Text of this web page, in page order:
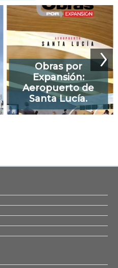
Obras por
Expansión:
Aeropuerto de
Santa Lucía.